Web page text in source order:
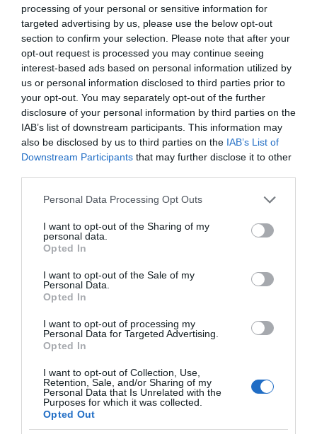
processing of your personal or sensitive information for
targeted advertising by us, please use the below opt-out
section to confirm your selection. Please note that after your
opt-out request is processed you may continue seeing
interest-based ads based on personal information utilized by
us or personal information disclosed to third parties prior to
your opt-out. You may separately opt-out of the further
disclosure of your personal information by third parties on the
IAB’s list of downstream participants. This information may
also be disclosed by us to third parties on the IAB’s List of
Downstream Participants that may further disclose it to other
Please note that this website/app uses one or more Google
not limited to your visit or usage behaviour. You may click to
grant or deny consent to Google and its third-party tags to
use your data for below specified purposes in below Google
consent section.
Personal Data Processing Opt Outs
I want to opt-out of the Sharing of my
personal data.
Opted In
I want to opt-out of the Sale of my
Personal Data.
Opted In
I want to opt-out of processing my
Personal Data for Targeted Advertising.
Opted In
I want to opt-out of Collection, Use,
Retention, Sale, and/or Sharing of my
Personal Data that Is Unrelated with the
Purposes for which it was collected.
Opted Out
VIDCASTS
ΠΑΥΛΟΣ ΜΑΡΙΝΑΚΗΣ: «ΔΕΝ ΗΘΕΛΑ ΝΑ ΑΦΗΣΩ ΣΤΟΝ
ΕΠΟΜΕΝΟ ΜΙΑ ΚΑΥΤΗ ΠΑΤΑΤΑ»
Ο κυβερνητικός εκπρόσωπος,
Παύλος Μαρινάκης, ανοίγει τα
χαρτιά του στις «Τυπολογίες»
τις μεγάλες τομές στον χώρο
των Μέσων Μαζικής
συνέντευξη στον Βασίλη Κουφόπουλο, αναλύει
το χρονοδιάγραμμα για τις περιφερειακές και
εκατομμυρίων ευρώ για τον Τύπο, αλλά και την
πρωτοβουλία για την άρση της ανωνυμίας στο